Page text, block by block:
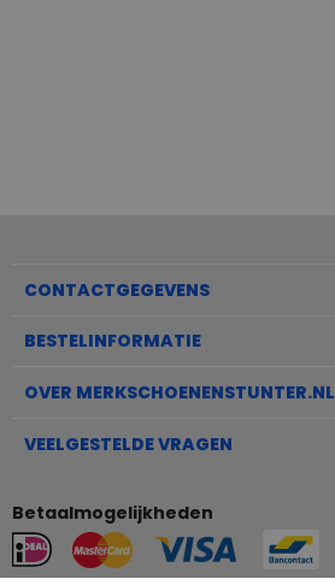
CONTACTGEGEVENS
BESTELINFORMATIE
OVER MERKSCHOENENSTUNTER.NL
VEELGESTELDE VRAGEN
Betaalmogelijkheden